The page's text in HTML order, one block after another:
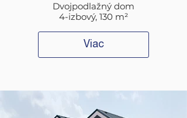
Dvojpodlažný dom
4-izbový, 130 m²
Viac